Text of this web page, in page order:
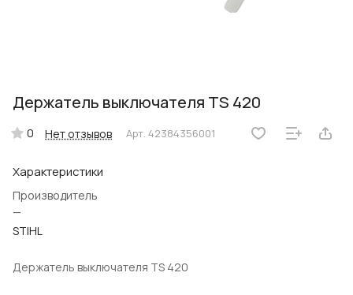
Держатель выключателя TS 420
0 Нет отзывов Арт. 42384356001
Характеристики
Производитель
—
STIHL
Держатель выключателя TS 420